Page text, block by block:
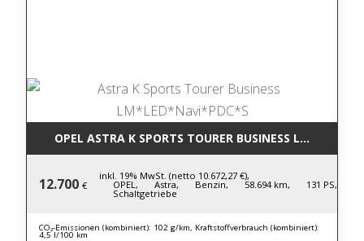
OPEL ASTRA K SPORTS TOURER BUSINESS
12.700 €
inkl. 19% MwSt. (netto 10.672,27 €),
OPEL, Astra, Benzin, 58.694 km, 131 PS,
Schaltgetriebe
CO₂-Emissionen (kombiniert): 102 g/km, Kraftstoffverbrauch (kombiniert):
4,5 l/100 km